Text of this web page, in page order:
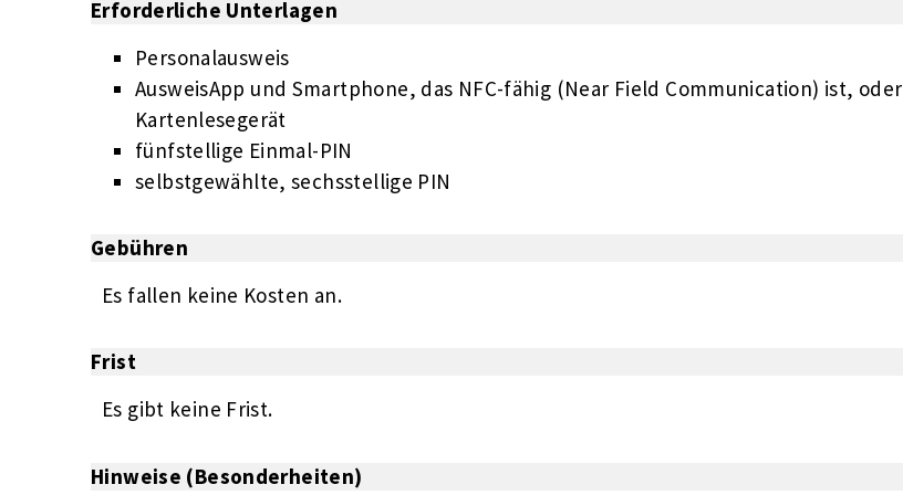
Erforderliche Unterlagen
Personalausweis
AusweisApp und Smartphone, das NFC-fähig (Near Field Communication) ist, oder
Kartenlesegerät
fünfstellige Einmal-PIN
selbstgewählte, sechsstellige PIN
Gebühren
Es fallen keine Kosten an.
Frist
Es gibt keine Frist.
Hinweise (Besonderheiten)